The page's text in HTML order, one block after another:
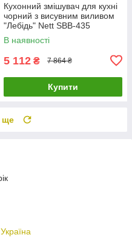
Кухонний змішувач для кухні
чорний з висувним виливом
"Лебідь" Nett SBB-435
В наявності
5 112 ₴ 7 864 ₴
Купити
ще